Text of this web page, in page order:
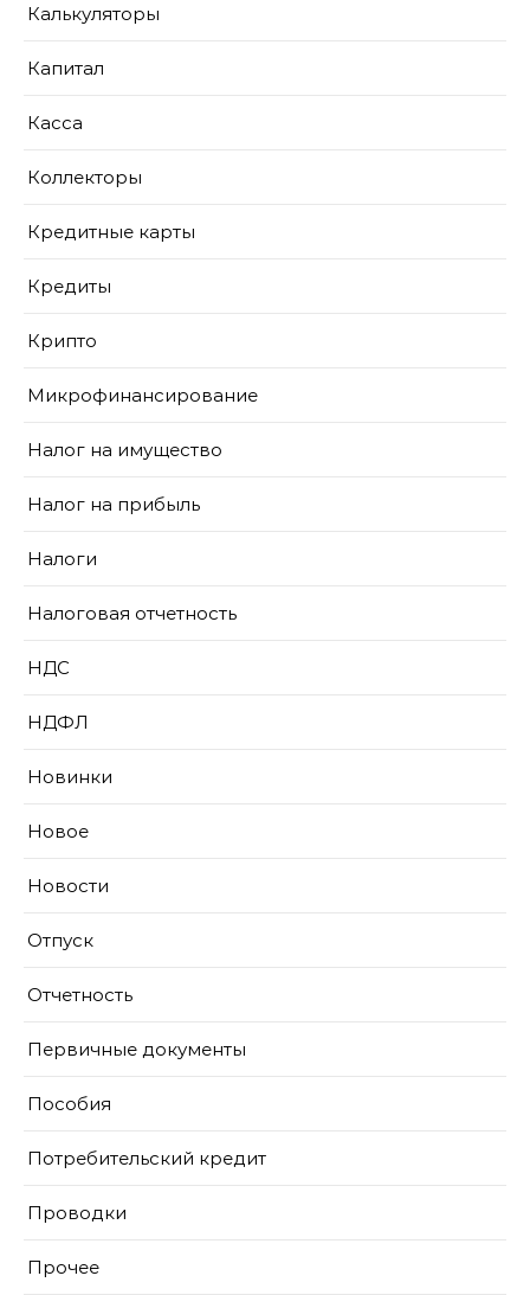
Калькуляторы
Капитал
Касса
Коллекторы
Кредитные карты
Кредиты
Крипто
Микрофинансирование
Налог на имущество
Налог на прибыль
Налоги
Налоговая отчетность
НДС
НДФЛ
Новинки
Новое
Новости
Отпуск
Отчетность
Первичные документы
Пособия
Потребительский кредит
Проводки
Прочее